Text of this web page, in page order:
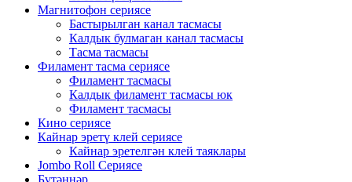
Магнитофон сериясе
Бастырылган канал тасмасы
Калдык булмаган канал тасмасы
Тасма тасмасы
Филамент тасма сериясе
Филамент тасмасы
Калдык филамент тасмасы юк
Филамент тасмасы
Кино сериясе
Кайнар эретү клей сериясе
Кайнар эретелгән клей таяклары
Jombo Roll Сериясе
Бүтәннәр